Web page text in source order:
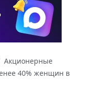
Акционерные
40% женщин в